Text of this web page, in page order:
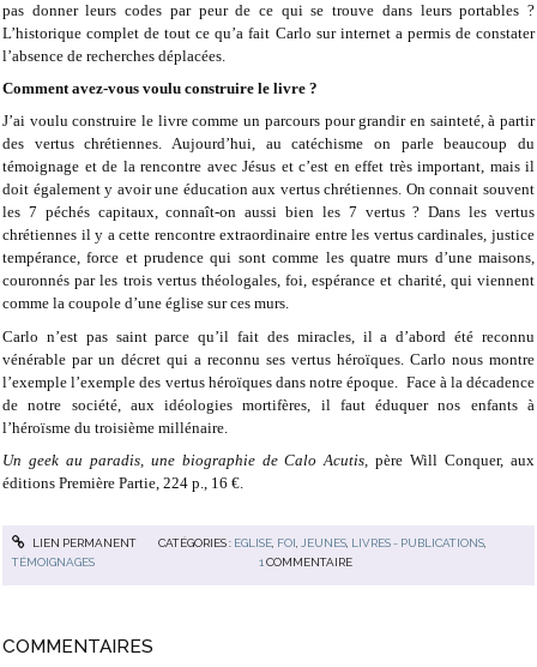
pas donner leurs codes par peur de ce qui se trouve dans leurs portables ?
L’historique complet de tout ce qu’a fait Carlo sur internet a permis de constater
l’absence de recherches déplacées.
Comment avez-vous voulu construire le livre ?
J’ai voulu construire le livre comme un parcours pour grandir en sainteté, à partir
des vertus chrétiennes. Aujourd’hui, au catéchisme on parle beaucoup du
témoignage et de la rencontre avec Jésus et c’est en effet très important, mais il
doit également y avoir une éducation aux vertus chrétiennes. On connait souvent
les 7 péchés capitaux, connaît-on aussi bien les 7 vertus ? Dans les vertus
chrétiennes il y a cette rencontre extraordinaire entre les vertus cardinales, justice
tempérance, force et prudence qui sont comme les quatre murs d’une maisons,
couronnés par les trois vertus théologales, foi, espérance et charité, qui viennent
comme la coupole d’une église sur ces murs.
Carlo n’est pas saint parce qu’il fait des miracles, il a d’abord été reconnu
vénérable par un décret qui a reconnu ses vertus héroïques. Carlo nous montre
l’exemple l’exemple des vertus héroïques dans notre époque. Face à la décadence
de notre société, aux idéologies mortifères, il faut éduquer nos enfants à
l’héroïsme du troisième millénaire.
Un geek au paradis, une biographie de Calo Acutis, père Will Conquer, aux
éditions Première Partie, 224 p., 16 €.
LIEN PERMANENT CATÉGORIES : EGLISE, FOI, JEUNES, LIVRES - PUBLICATIONS,
TÉMOIGNAGES
1 COMMENTAIRE
COMMENTAIRES